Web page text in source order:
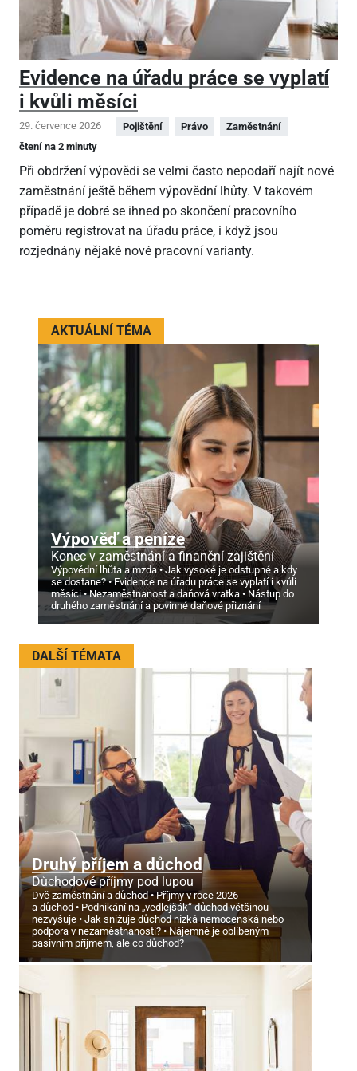
Evidence na úřadu práce se vyplatí
i kvůli měsíci
29. července 2026 Pojištění Právo
Zaměstnání
čtení na 2 minuty
Při obdržení výpovědi se velmi často nepodaří najít nové
zaměstnání ještě během výpovědní lhůty. V takovém
případě je dobré se ihned po skončení pracovního
poměru registrovat na úřadu práce, i když jsou
rozjednány nějaké nové pracovní varianty.
AKTUÁLNÍ TÉMA
Výpověď a peníze
Konec v zaměstnání a finanční zajištění
Výpovědní lhůta a mzda
Jak vysoké je odstupné a kdy
se dostane?
Evidence na úřadu práce se vyplatí i kvůli
měsíci
Nezaměstnanost a daňová vratka
Nástup do
druhého zaměstnání a povinné daňové přiznání
DALŠÍ TÉMATA
Druhý příjem a důchod
Důchodové příjmy pod lupou
Dvě zaměstnání a důchod
Příjmy v roce 2026
a důchod
Podnikání na „vedlejšák“ důchod většinou
nezvyšuje
Jak snižuje důchod nízká nemocenská nebo
podpora v nezaměstnanosti?
Nájemné je oblíbeným
pasivním příjmem, ale co důchod?